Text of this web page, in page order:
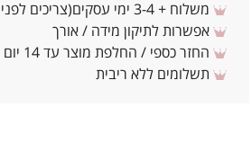
משלוח + 3-4 ימי עסקים(צריכים לפני ? צרו איתנו קשר)
אפשרות לתיקון מידה / אורך
החזר כספי / החלפת מוצר עד 14 יום
תשלומים ללא ריבית